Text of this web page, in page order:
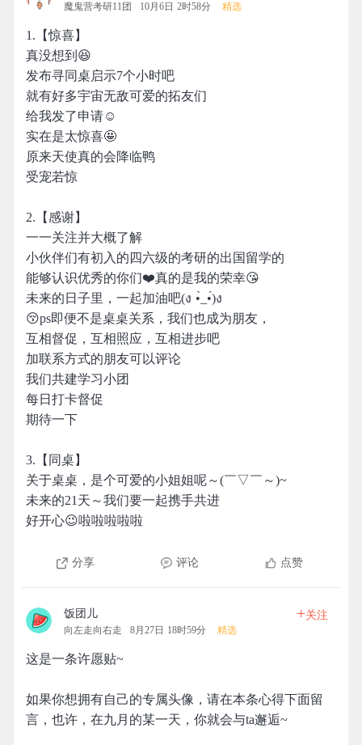
魔鬼营考研11团 10月6日 2时58分 精选
1.【惊喜】
真没想到😆
发布寻同桌启示7个小时吧
就有好多宇宙无敌可爱的拓友们
给我发了申请☺️
实在是太惊喜🤩
原来天使真的会降临鸭
受宠若惊
2.【感谢】
一一关注并大概了解
小伙伴们有初入的四六级的考研的出国留学的
能够认识优秀的你们❤️真的是我的荣幸😘
未来的日子里，一起加油吧(ง •̀_•́)ง
😚ps即便不是桌桌关系，我们也成为朋友，
互相督促，互相照应，互相进步吧
加联系方式的朋友可以评论
我们共建学习小团
每日打卡督促
期待一下
3.【同桌】
关于桌桌，是个可爱的小姐姐呢～(￣▽￣～)~
未来的21天～我们要一起携手共进
好开心😉啦啦啦啦啦
分享 评论 点赞
饭团儿
向左走向右走 8月27日 18时59分 精选
+关注
这是一条许愿贴~
如果你想拥有自己的专属头像，请在本条心得下面留
言，也许，在九月的某一天，你就会与ta邂逅~